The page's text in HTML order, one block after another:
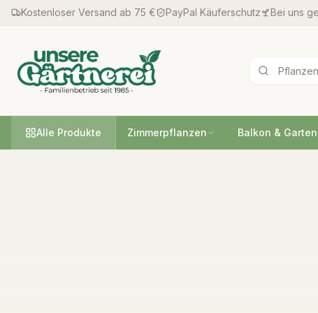
Kostenloser Versand ab 75 € PayPal Käuferschutz Bei uns
Alle Produkte Zimmerpflanzen Balkon & Garten